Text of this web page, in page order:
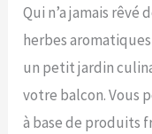
Qui n’a jamais
herbes
un petit jardin
votre balcon. Vous
à base de produits